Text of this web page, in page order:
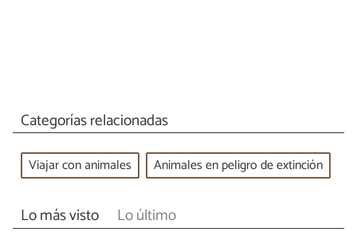
Categorías relacionadas
Viajar con animales Animales en peligro de extinción
Lo más visto Lo último